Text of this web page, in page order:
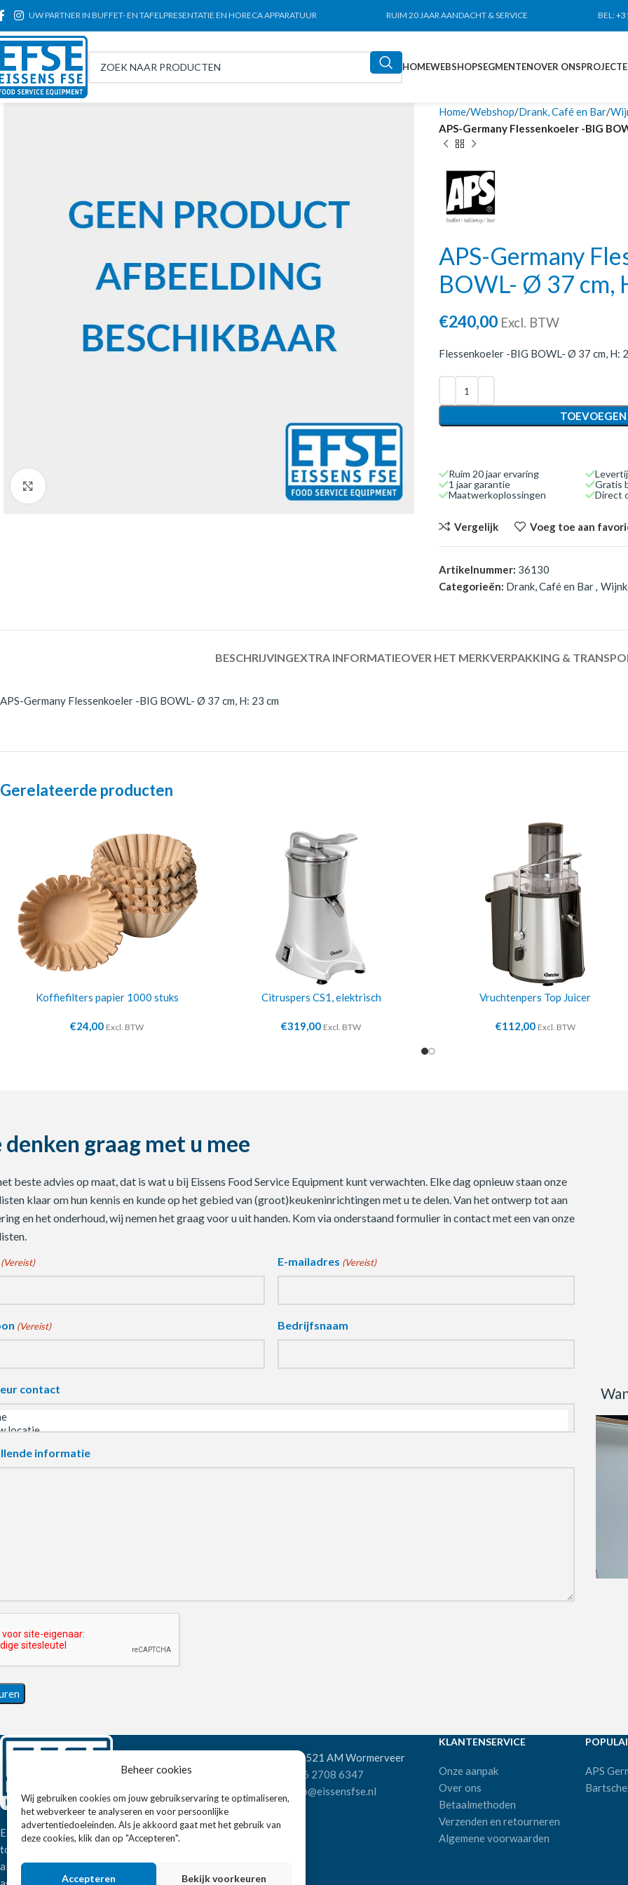
Beheer cookies
Wij gebruiken cookies om jouw gebruikservaring te optimaliseren,
het webverkeer te analyseren en voor persoonlijke
advertentiedoeleinden. Als je akkoord gaat met het gebruik van
deze cookies, klik dan op "Accepteren".
Accepteren Bekijk voorkeuren
UW PARTNER IN BUFFET- EN TAFELPRESENTATIE EN HORECA APPARATUUR RUIM 20 JAAR AANDACHT & SERVICE BEL:
HOMEWEBSHOPSEGMENTENOVER ONS
Home Webshop Drank, Café en Bar
APS-Germany Flessenkoeler -BIG
APS-Germany
BOWL- Ø 37 cm,
€240,00 Excl. BTW
Flessenkoeler -BIG BOWL- Ø 37 cm, H:
Ruim 20 jaar ervaring
1 jaar garantie
Maatwerkoplossingen
Gratis
Direct
Vergelijk Voeg toe aan
Artikelnummer: 36130
Categorieën: Drank, Café en Bar,
BESCHRIJVINGEXTRA INFORMATIEOVER HET MERKVERPAKKING &
APS-Germany Flessenkoeler -BIG BOWL- Ø 37 cm, H: 23 cm
Gerelateerde producten
Koffiefilters papier 1000 stuks
€24,00 Excl. BTW
Citruspers CS1, elektrisch
€319,00 Excl. BTW
Vruchtenpers Top Juicer
€112,00 Excl. BTW
denken graag met u mee
beste advies op maat, dat is wat u bij Eissens Food Service Equipment kunt verwachten. Elke dag opnieuw staan onze
klaar om hun kennis en kunde op het gebied van (groot)keukeninrichtingen met u te delen. Van het ontwerp tot aan
en het onderhoud, wij nemen het graag voor u uit handen. Kom via onderstaand formulier in contact met een van onze
(Vereist) E-mailadres (Vereist)
(Vereist) Bedrijfsnaam
contact
informatie
Eissens FSE is een horeca
totaalleverancier. U vindt bij ons niet
alleen inspiratie maar ook een breed
Wandelweg 198, 1521 AM Wormerveer
+31 6 2708 6347
verkoop@eissensfse.nl
KLANTENSERVICE
Onze aanpak
Over ons
Betaalmethoden
Verzenden en retourneren
Algemene voorwaarden
APS